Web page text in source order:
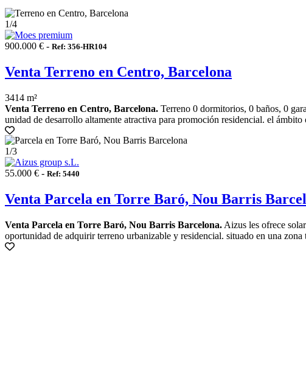
1/4
900.000 € - Ref: 356-HR104
Venta Terreno en Centro, Barcelona
3414 m²
Venta Terreno en Centro, Barcelona. Terreno 0 dormitorios, 0 baños, 0
unidad de desarrollo altamente atractiva para promoción residencial. el ámbito
1/3
55.000 € - Ref: 5440
Venta Parcela en Torre Baró, Nou Barris
Venta Parcela en Torre Baró, Nou Barris Barcelona. Aizus les ofrece
oportunidad de adquirir terreno urbanizable y residencial. situado en una